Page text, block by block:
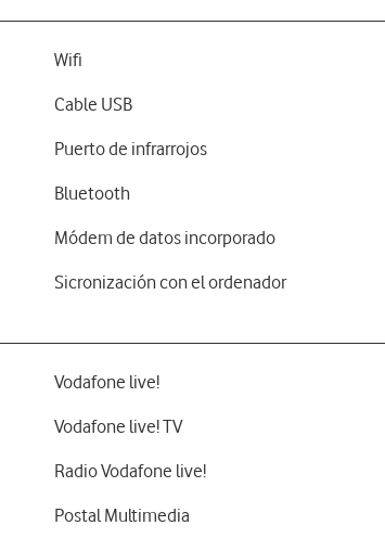
Wifi
Cable USB
Puerto de infrarrojos
Bluetooth
Módem de datos incorporado
Sicronización con el ordenador
Vodafone live!
Vodafone live! TV
Radio Vodafone live!
Postal Multimedia